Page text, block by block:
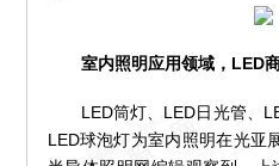
室内照明应用领域，LED
LED筒灯、LED日光管、
LED球泡灯为室内照明在光亚